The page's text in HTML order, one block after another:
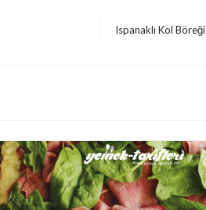
Next
Ispanaklı Kol Böreği